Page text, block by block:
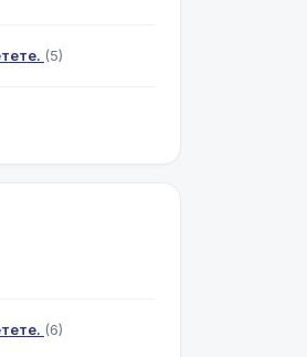
(5)
(6)